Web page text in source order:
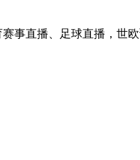
事直播、足球直播，世欧